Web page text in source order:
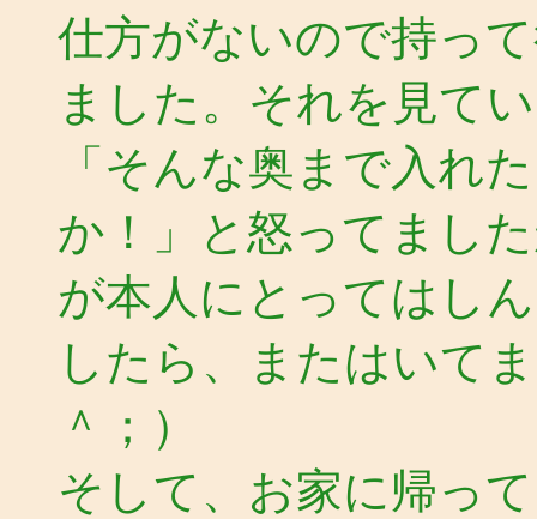
仕方がないので持っ
ました。それを見て
「そんな奥まで入れ
か！」と怒ってまし
が本人にとってはし
したら、またはいて
＾；）
そして、お家に帰っ